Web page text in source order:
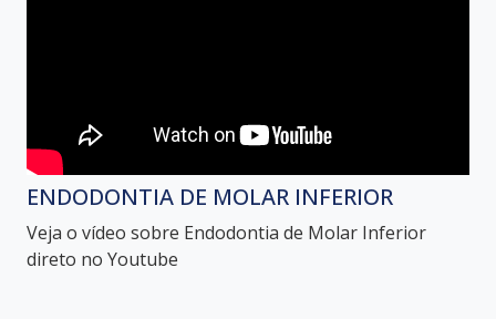
ENDODONTIA DE MOLAR INFERIOR
Veja o vídeo sobre Endodontia de Molar Inferior
direto no Youtube